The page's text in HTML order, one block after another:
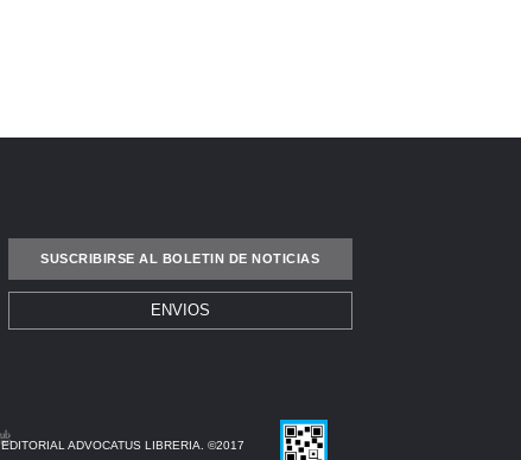
SUSCRIBIRSE AL BOLETIN DE NOTICIAS
ENVIOS
EDITORIAL ADVOCATUS LIBRERIA. ©2017